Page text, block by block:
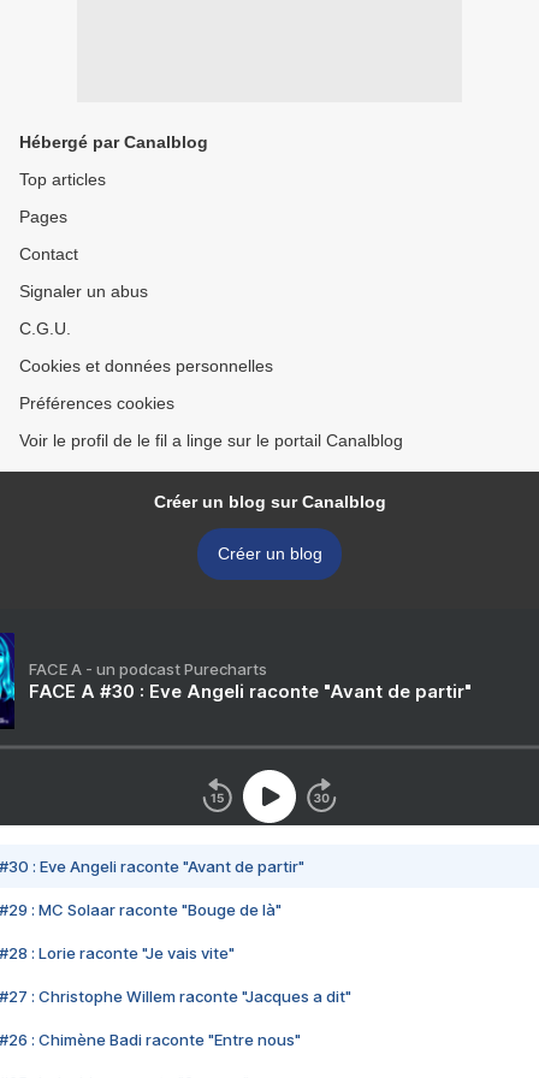
Hébergé par Canalblog
Top articles
Pages
Contact
Signaler un abus
C.G.U.
Cookies et données personnelles
Préférences cookies
Voir le profil de le fil a linge sur le portail Canalblog
Créer un blog sur Canalblog
Créer un blog
FACE A - un podcast Purecharts
FACE A #30 : Eve Angeli raconte "Avant de partir"
#30 : Eve Angeli raconte "Avant de partir"
#29 : MC Solaar raconte "Bouge de là"
#28 : Lorie raconte "Je vais vite"
#27 : Christophe Willem raconte "Jacques a dit"
#26 : Chimène Badi raconte "Entre nous"